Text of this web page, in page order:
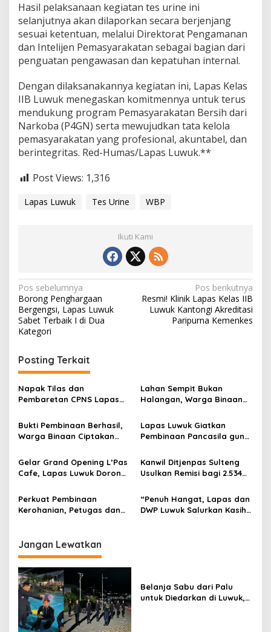
Hasil pelaksanaan kegiatan tes urine ini
selanjutnya akan dilaporkan secara berjenjang
sesuai ketentuan, melalui Direktorat Pengamanan
dan Intelijen Pemasyarakatan sebagai bagian dari
penguatan pengawasan dan kepatuhan internal.
Dengan dilaksanakannya kegiatan ini, Lapas Kelas
IIB Luwuk menegaskan komitmennya untuk terus
mendukung program Pemasyarakatan Bersih dari
Narkoba (P4GN) serta mewujudkan tata kelola
pemasyarakatan yang profesional, akuntabel, dan
berintegritas. Red-Humas/Lapas Luwuk.**
Post Views: 1,316
Lapas Luwuk Tes Urine WBP
Ikuti Kami
Navigasi
pos
Pos sebelumnya
Borong Penghargaan
Bergengsi, Lapas Luwuk
Sabet Terbaik I di Dua
Kategori
Pos berikutnya
Resmi! Klinik Lapas Kelas IIB
Luwuk Kantongi Akreditasi
Paripurna Kemenkes
Posting Terkait
Napak Tilas dan
Pembaretan CPNS Lapas
dan Integritas Tunas
Pengayoman
Lahan Sempit Bukan
Halangan, Warga Binaan
Pakcoy
Bukti Pembinaan Berhasil,
Warga Binaan Ciptakan
Kepribadian untuk Masjid
Lapas Luwuk Giatkan
Pembinaan Pancasila guna
Kebangsaan Warga Binaan
Gelar Grand Opening L’Pas
Cafe, Lapas Luwuk Dorong
Promosi Karya Warga
Binaan
Kanwil Ditjenpas Sulteng
Usulkan Remisi bagi 2.534
Binaan
Perkuat Pembinaan
Kerohanian, Petugas dan
“Penuh Hangat, Lapas dan
DWP Luwuk Salurkan Kasih
Jangan Lewatkan
Belanja Sabu dari Palu
untuk Diedarkan di Luwuk,